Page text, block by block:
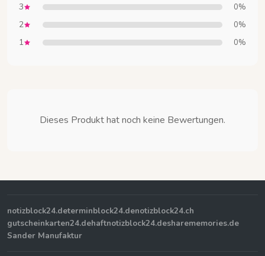
3 0%
2 0%
1 0%
Dieses Produkt hat noch keine Bewertungen.
notizblock24.determinblock24.denotizblock24.ch
gutscheinkarten24.dehaftnotizblock24.desharememories.de
Sander Manufaktur